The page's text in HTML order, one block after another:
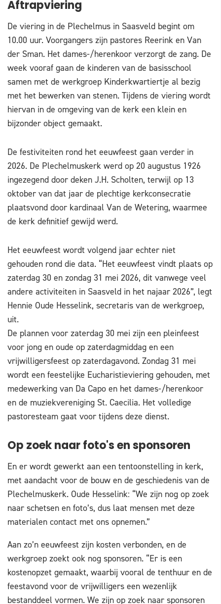
Aftrapviering
De viering in de Plechelmus in Saasveld begint om
10.00 uur. Voorgangers zijn pastores Reerink en Van
der Sman. Het dames-/herenkoor verzorgt de zang. De
week vooraf gaan de kinderen van de basisschool
samen met de werkgroep Kinderkwartiertje al bezig
met het bewerken van stenen. Tijdens de viering wordt
hiervan in de omgeving van de kerk een klein en
bijzonder object gemaakt.
De festiviteiten rond het eeuwfeest gaan verder in
2026. De Plechelmuskerk werd op 20 augustus 1926
ingezegend door deken J.H. Scholten, terwijl op 13
oktober van dat jaar de plechtige kerkconsecratie
plaatsvond door kardinaal Van de Wetering, waarmee
de kerk definitief gewijd werd.
Het eeuwfeest wordt volgend jaar echter niet
gehouden rond die data. “Het eeuwfeest vindt plaats op
zaterdag 30 en zondag 31 mei 2026, dit vanwege veel
andere activiteiten in Saasveld in het najaar 2026”, legt
Hennie Oude Hesselink, secretaris van de werkgroep,
uit.
De plannen voor zaterdag 30 mei zijn een pleinfeest
voor jong en oude op zaterdagmiddag en een
vrijwilligersfeest op zaterdagavond. Zondag 31 mei
wordt een feestelijke Eucharistieviering gehouden, met
medewerking van Da Capo en het dames-/herenkoor
en de muziekvereniging St. Caecilia. Het volledige
pastoresteam gaat voor tijdens deze dienst.
Op zoek naar foto's en sponsoren
En er wordt gewerkt aan een tentoonstelling in kerk,
met aandacht voor de bouw en de geschiedenis van de
Plechelmuskerk. Oude Hesselink: “We zijn nog op zoek
naar schetsen en foto’s, dus laat mensen met deze
materialen contact met ons opnemen.”
Aan zo’n eeuwfeest zijn kosten verbonden, en de
werkgroep zoekt ook nog sponsoren. “Er is een
kostenopzet gemaakt, waarbij vooral de tenthuur en de
feestavond voor de vrijwilligers een wezenlijk
bestanddeel vormen. We zijn op zoek naar sponsoren